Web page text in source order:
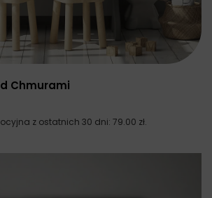
Chmurami
z ostatnich 30 dni: 79.00 zł.